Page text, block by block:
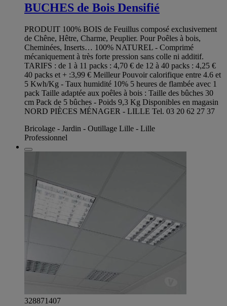
BUCHES de Bois Densifié
PRODUIT 100% BOIS de Feuillus composé exclusivement
de Chêne, Hêtre, Charme, Peuplier. Pour Poêles à bois,
Cheminées, Inserts… 100% NATUREL - Comprimé
mécaniquement à très forte pression sans colle ni additif.
TARIFS : de 1 à 11 packs : 4,70 € de 12 à 40 packs : 4,25 €
40 packs et + :3,99 € Meilleur Pouvoir calorifique entre 4.6 et
5 Kwh/Kg - Taux humidité 10% 5 heures de flambée avec 1
pack Taille adaptée aux poêles à bois : Taille des bûches 30
cm Pack de 5 bûches - Poids 9,3 Kg Disponibles en magasin
NORD PIÈCES MÉNAGER - LILLE Tel. 03 20 62 27 37
Bricolage - Jardin - Outillage Lille - Lille
Professionnel
328871407